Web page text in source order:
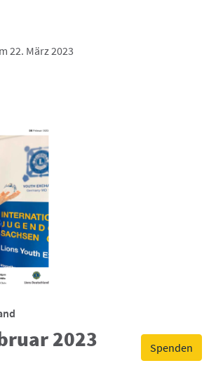
Spenden
22. März 2023
2023